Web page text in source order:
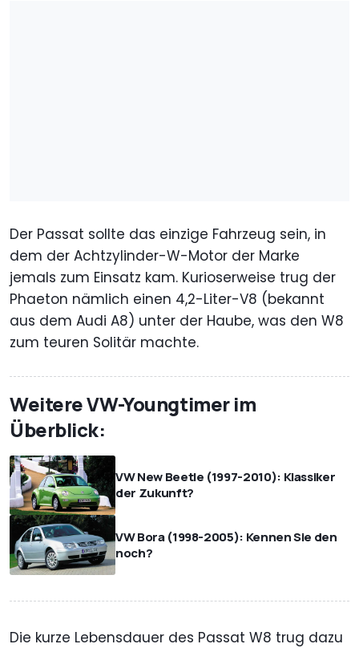
Der Passat sollte das einzige Fahrzeug sein, in
dem der Achtzylinder-W-Motor der Marke
jemals zum Einsatz kam. Kurioserweise trug der
Phaeton nämlich einen 4,2-Liter-V8 (bekannt
aus dem Audi A8) unter der Haube, was den W8
zum teuren Solitär machte.
Weitere VW-Youngtimer im
Überblick:
VW New Beetle (1997-2010): Klassiker
der Zukunft?
VW Bora (1998-2005): Kennen Sie den
noch?
Die kurze Lebensdauer des Passat W8 trug dazu